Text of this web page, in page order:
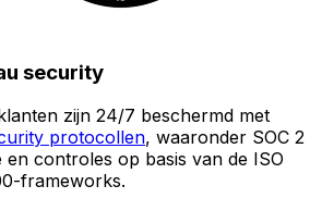
security
zijn 24/7 beschermd met
protocollen, waaronder SOC 2
controles op basis van de ISO
frameworks.